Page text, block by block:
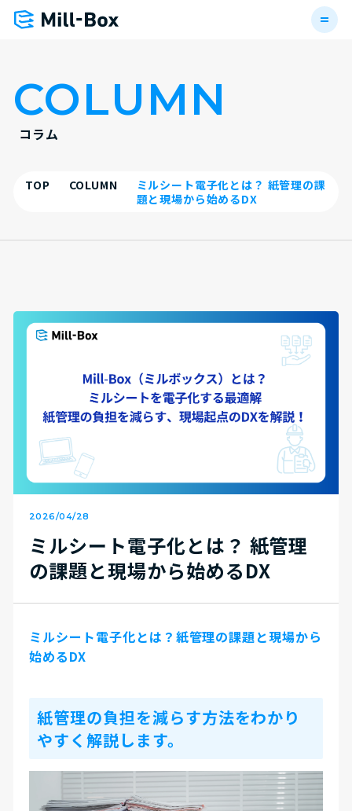
COLUMN
コラム
TOP COLUMN
ミルシート電子化とは？ 紙管理の課
題と現場から始めるDX
2026/04/28
ミルシート電子化とは？ 紙管理
の課題と現場から始めるDX
ミルシート電子化とは？ 紙管理の課題と現場から
始めるDX
紙管理の負担を減らす方法をわかり
やすく解説します。